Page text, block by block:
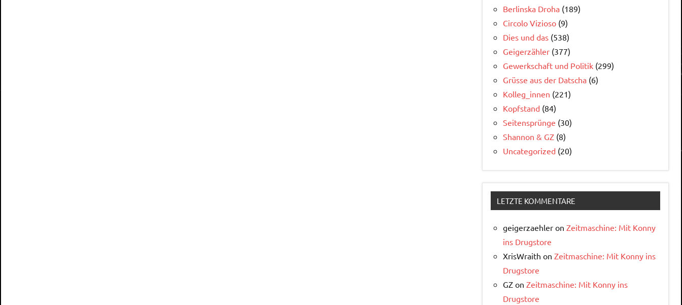
Berlinska Droha (189)
Circolo Vizioso (9)
Dies und das (538)
Geigerzähler (377)
Gewerkschaft und Politik (299)
Grüsse aus der Datscha (6)
Kolleg_innen (221)
Kopfstand (84)
Seitensprünge (30)
Shannon & GZ (8)
Uncategorized (20)
LETZTE KOMMENTARE
geigerzaehler on Zeitmaschine: Mit Konny
ins Drugstore
XrisWraith on Zeitmaschine: Mit Konny ins
Drugstore
GZ on Zeitmaschine: Mit Konny ins
Drugstore